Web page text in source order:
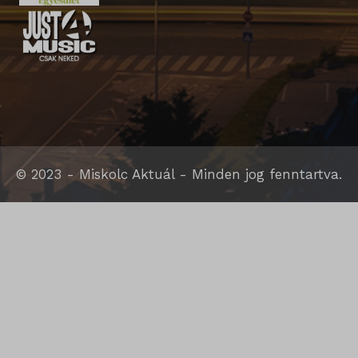
© 2023 - Miskolc Aktuál - Minden jog fenntartva.
sm_spd_caution
ssm_au_c